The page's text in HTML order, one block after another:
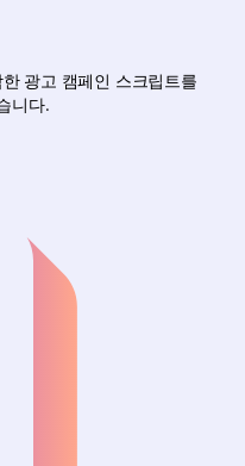
광고 캠페인 스크립트를
니다.